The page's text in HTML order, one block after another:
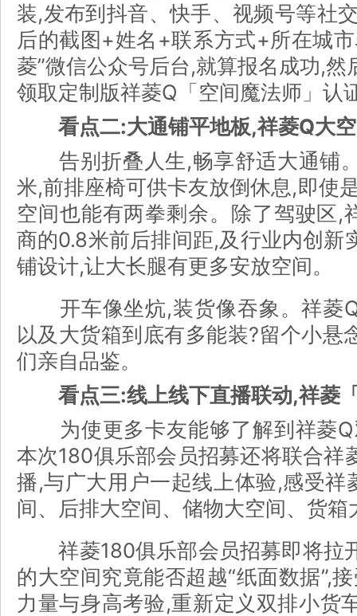
装,发布到抖音、快手、视频号等社
后的截图+姓名+联系方式+所在城
菱”微信公众号后台,就算报名成功,
领取定制版祥菱Q「空间魔法师」认
看点二:大通铺平地板,祥菱Q大
告别折叠人生,畅享舒适大通铺
米,前排座椅可供卡友放倒休息,即使
空间也能有两拳剩余。除了驾驶区,
商的0.8米前后排间距,及行业内创新
铺设计,让大长腿有更多安放空间。
开车像坐炕,装货像吞象。祥菱
以及大货箱到底有多能装?留个小悬
们亲自品鉴。
看点三:线上线下直播联动,祥菱
为使更多卡友能够了解到祥菱Q
本次180俱乐部会员招募还将联合祥
播,与广大用户一起线上体验,感受祥
间、后排大空间、储物大空间、货
祥菱180俱乐部会员招募即将拉
的大空间究竟能否超越“纸面数据”,
力量与身高考验,重新定义双排小货